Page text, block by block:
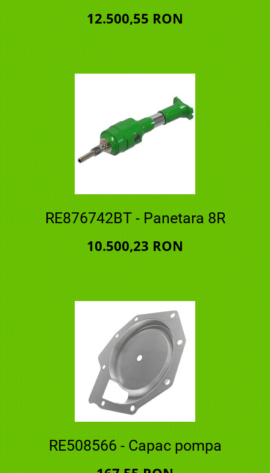
12.500,55 RON
RE876742BT - Panetara 8R
10.500,23 RON
RE508566 - Capac pompa